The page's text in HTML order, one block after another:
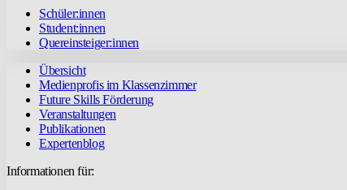
Schüler:innen
Student:innen
Quereinsteiger:innen
Übersicht
Medienprofis im Klassenzimmer
Future Skills Förderung
Veranstaltungen
Publikationen
Expertenblog
Informationen für: